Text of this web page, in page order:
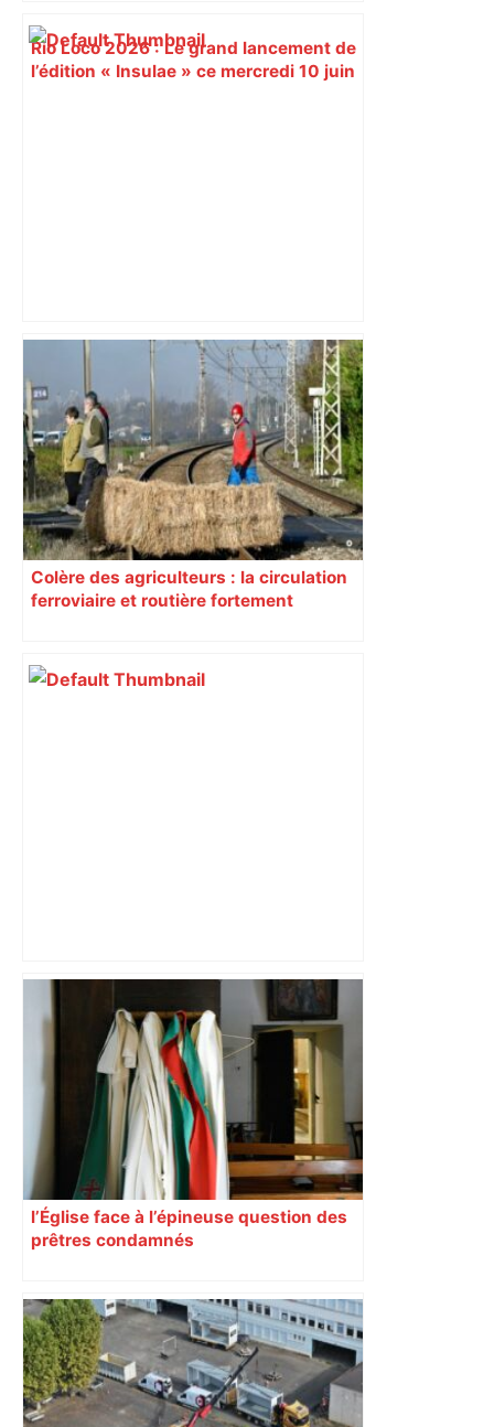
Rio Loco 2026 : Le grand lancement de
l’édition « Insulae » ce mercredi 10 juin
En ce début de mandat, un (petit)
rafraîchissement pour « Toulouse plus
fraîche » – ToulÉco
Colère des agriculteurs : la circulation
ferroviaire et routière fortement
Bilan du marché du logement neuf :
une lueur d'espoir pour l'immobilier à
Toulouse ? – Actu.fr
l’Église face à l’épineuse question des
prêtres condamnés